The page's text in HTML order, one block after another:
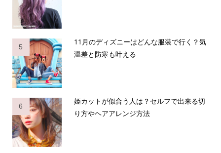
5
11月のディズニーはどんな服装で行く？気
温差と防寒も叶える
6
姫カットが似合う人は？セルフで出来る切
り方やヘアアレンジ方法